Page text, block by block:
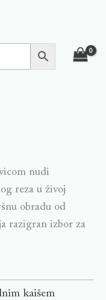
nudi
reza u živoj
obradu od
razigran izbor za
kaišem